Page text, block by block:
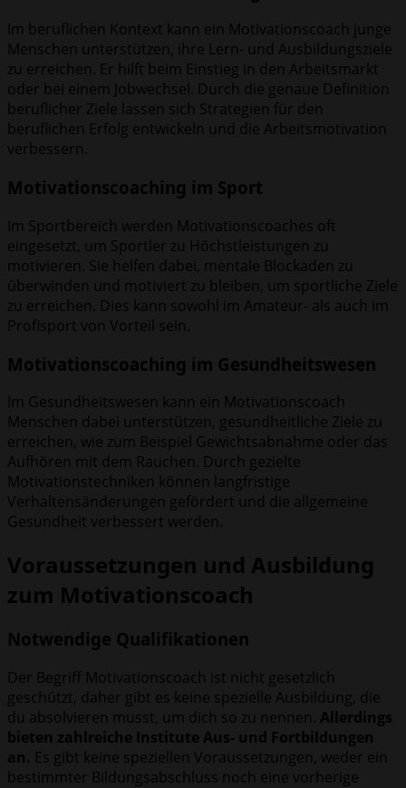
Im beruflichen Kontext kann ein Motivationscoach junge
Menschen unterstützen, ihre Lern- und Ausbildungsziele
zu erreichen. Er hilft beim Einstieg in den Arbeitsmarkt
oder bei einem Jobwechsel. Durch die genaue Definition
beruflicher Ziele lassen sich Strategien für den
beruflichen Erfolg entwickeln und die Arbeitsmotivation
verbessern.
Motivationscoaching im Sport
Im Sportbereich werden Motivationscoaches oft
eingesetzt, um Sportler zu Höchstleistungen zu
motivieren. Sie helfen dabei, mentale Blockaden zu
überwinden und motiviert zu bleiben, um sportliche Ziele
zu erreichen. Dies kann sowohl im Amateur- als auch im
Profisport von Vorteil sein.
Motivationscoaching im Gesundheitswesen
Im Gesundheitswesen kann ein Motivationscoach
Menschen dabei unterstützen, gesundheitliche Ziele zu
erreichen, wie zum Beispiel Gewichtsabnahme oder das
Aufhören mit dem Rauchen. Durch gezielte
Motivationstechniken können langfristige
Verhaltensänderungen gefördert und die allgemeine
Gesundheit verbessert werden.
Voraussetzungen und Ausbildung
zum Motivationscoach
Notwendige Qualifikationen
Der Begriff Motivationscoach ist nicht gesetzlich
geschützt, daher gibt es keine spezielle Ausbildung, die
du absolvieren musst, um dich so zu nennen. Allerdings
bieten zahlreiche Institute Aus- und Fortbildungen
an. Es gibt keine speziellen Voraussetzungen, weder ein
bestimmter Bildungsabschluss noch eine vorherige